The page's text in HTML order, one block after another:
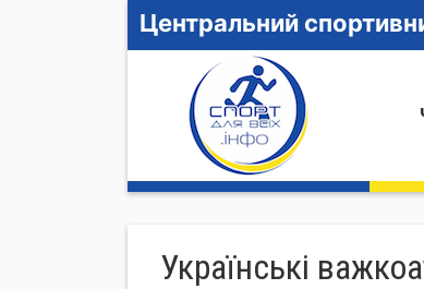
Центральний
Українські